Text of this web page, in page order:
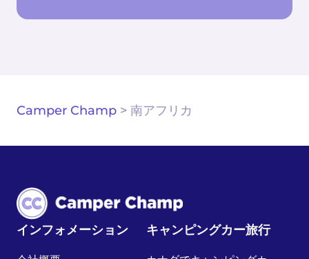
Camper Champ > 南アフリカ
インフォメーション キャンピングカー旅行